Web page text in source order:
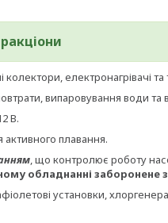
колектори, електронагрівачі
випаровування води та
В.
активного плавання.
, що контролює роботу
обладнанні заборонене
установки,